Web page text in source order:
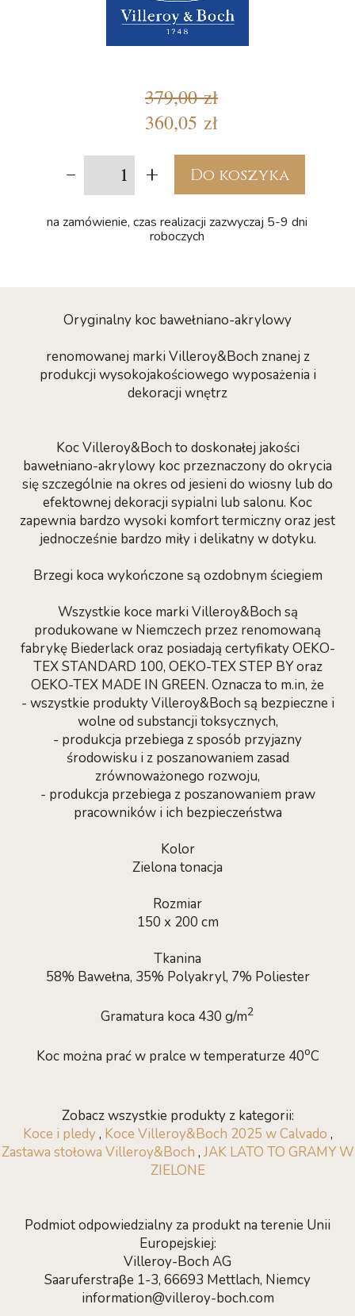
379,00 zł
360,05 zł
- + Do koszyka
na zamówienie, czas realizacji zazwyczaj 5-9 dni
roboczych
Oryginalny koc bawełniano-akrylowy
renomowanej marki Villeroy&Boch znanej z
produkcji wysokojakościowego wyposażenia i
dekoracji wnętrz
Koc Villeroy&Boch to doskonałej jakości
bawełniano-akrylowy koc przeznaczony do okrycia
się szczególnie na okres od jesieni do wiosny lub do
efektownej dekoracji sypialni lub salonu. Koc
zapewnia bardzo wysoki komfort termiczny oraz jest
jednocześnie bardzo miły i delikatny w dotyku.
Brzegi koca wykończone są ozdobnym ściegiem
Wszystkie koce marki Villeroy&Boch są
produkowane w Niemczech przez renomowaną
fabrykę Biederlack oraz posiadają certyfikaty OEKO-
TEX STANDARD 100, OEKO-TEX STEP BY oraz
OEKO-TEX MADE IN GREEN. Oznacza to m.in, że
- wszystkie produkty Villeroy&Boch są bezpieczne i
wolne od substancji toksycznych,
- produkcja przebiega z sposób przyjazny
środowisku i z poszanowaniem zasad
zrównoważonego rozwoju,
- produkcja przebiega z poszanowaniem praw
pracowników i ich bezpieczeństwa
Kolor
Zielona tonacja
Rozmiar
150 x 200 cm
Tkanina
58% Bawełna, 35% Polyakryl, 7% Poliester
Gramatura koca 430 g/m2
Koc można prać w pralce w temperaturze 40oC
Zobacz wszystkie produkty z kategorii:
Koce i pledy, Koce Villeroy&Boch 2025 w Calvado ,
Zastawa stołowa Villeroy&Boch , JAK LATO TO GRAMY W
ZIELONE
Podmiot odpowiedzialny za produkt na terenie Unii
Europejskiej:
Villeroy-Boch AG
Saaruferstraβe 1-3, 66693 Mettlach, Niemcy
information@villeroy-boch.com